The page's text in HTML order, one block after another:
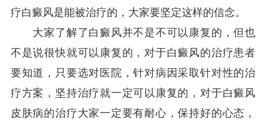
疗白癜风是能被治疗的，大家要坚定这样的信念。
大家了解了白癜风并不是不可以康复的，但也
不是说很快就可以康复的，对于白癜风的治疗患者
要知道，只要选对医院，针对病因采取针对性的治
疗方案，坚持治疗就一定可以康复的，对于白癜风
皮肤病的治疗大家一定要有耐心，保持好的心态，